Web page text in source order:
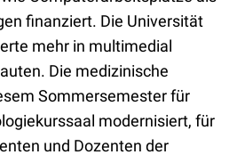
finanziert. Die Universität
mehr in multimedial
Die medizinische
Sommersemester für
modernisiert, für
und Dozenten der